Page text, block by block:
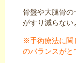
骨盤や大腿骨
がすり減らない
※手術療法に関
のバランスがと